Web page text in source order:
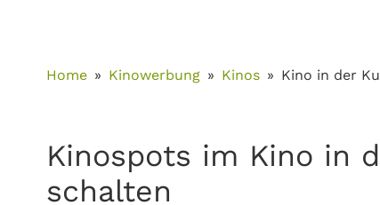
Home Kinowerbung Kinos Kino in der
Kinospots im Kino in
schalten